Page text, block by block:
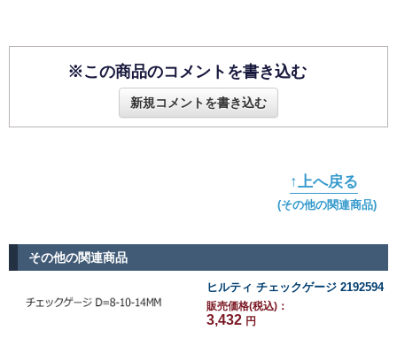
※この商品のコメントを書き込む
新規コメントを書き込む
↑上へ戻る
(その他の関連商品)
その他の関連商品
ヒルティ チェックゲージ 2192594
販売価格(税込)：
3,432 円